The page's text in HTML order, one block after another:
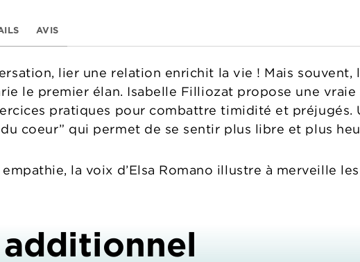
AVIS
lier une relation enrichit la vie ! Mais souvent,
le premier élan. Isabelle Filliozat propose une
pratiques pour combattre timidité et
coeur” qui permet de se sentir plus libre et plus
la voix d’Elsa Romano illustre à merveille